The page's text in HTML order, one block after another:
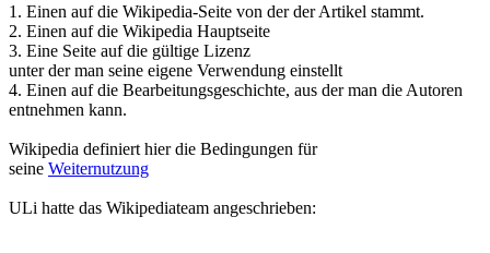
1. Einen auf die Wikipedia-Seite von der der Artikel stammt.
2. Einen auf die Wikipedia Hauptseite
3. Eine Seite auf die gültige Lizenz
unter der man seine eigene Verwendung einstellt
4. Einen auf die Bearbeitungsgeschichte, aus der man die Autoren
entnehmen kann.
Wikipedia definiert hier die Bedingungen für
seine Weiternutzung
ULi hatte das Wikipediateam angeschrieben: